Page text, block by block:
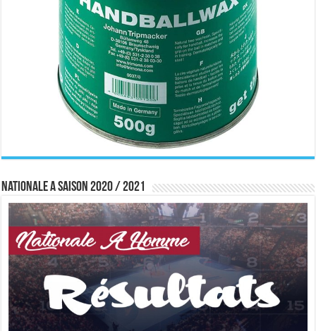
Nationale A saison 2020 / 2021